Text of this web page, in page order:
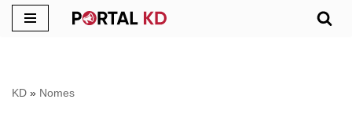
conteúdo
KD » Nomes